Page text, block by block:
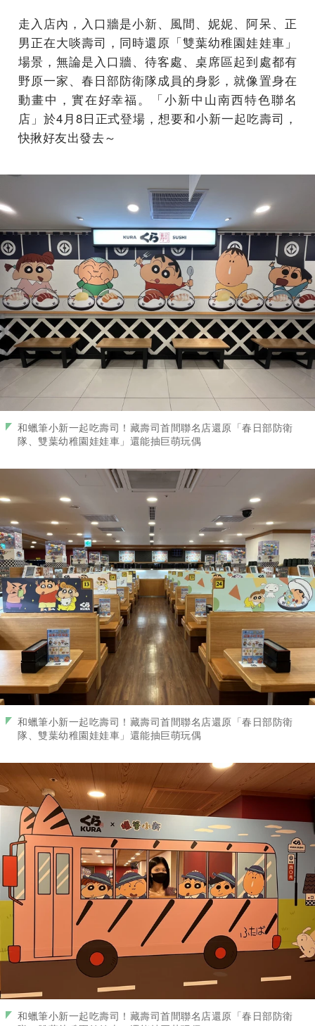
走入店內，入口牆是小新、風間、妮妮、阿呆、正
男正在大啖壽司，同時還原「雙葉幼稚園娃娃車」
場景，無論是入口牆、待客處、桌席區起到處都有
野原一家、春日部防衛隊成員的身影，就像置身在
動畫中，實在好幸福。「小新中山南西特色聯名
店」於4月8日正式登場，想要和小新一起吃壽司，
快揪好友出發去～
和蠟筆小新一起吃壽司！藏壽司首間聯名店還原「春日部防衛
隊、雙葉幼稚園娃娃車」還能抽巨萌玩偶
和蠟筆小新一起吃壽司！藏壽司首間聯名店還原「春日部防衛
隊、雙葉幼稚園娃娃車」還能抽巨萌玩偶
和蠟筆小新一起吃壽司！藏壽司首間聯名店還原「春日部防衛